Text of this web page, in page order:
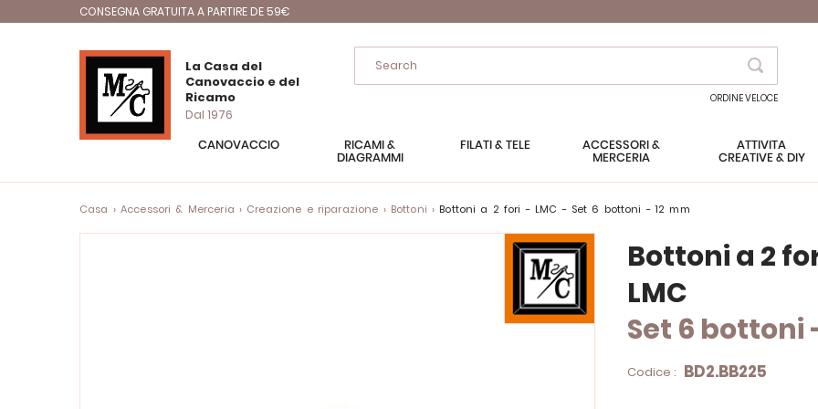
CONSEGNA GRATUITA A PARTIRE DE 59€
La Casa del
Canovaccio e del
Ricamo
Dal 1976
Search
ORDINE VELOCE
CANOVACCIO
RICAMI &
DIAGRAMMI
FILATI & TELE
ACCESSORI &
MERCERIA
ATTIVITÀ
CREATIVE & DIY
Casa Accessori & Merceria Creazione e riparazione Bottoni Bottoni a 2 fori - LMC - Set 6 bottoni - 12 mm
Bottoni a 2
LMC
Set 6 bottoni
Codice : BD2.BB225